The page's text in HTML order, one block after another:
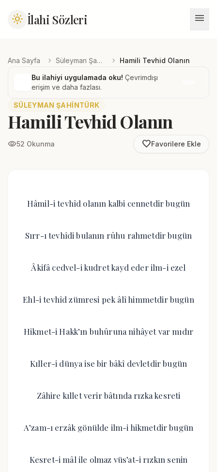
light_mode İlahi Sözleri menu
Ana Sayfa chevron_right Süleyman Şahintürk chevron_right Hamili Tevhid Olanın
Bu ilahiyi uygulamada oku! Çevrimdışı
erişim ve daha fazlası.
SÜLEYMAN ŞAHINTÜRK
Hamili Tevhid Olanın
visibility52 Okunma favorite_borderFavorilere Ekle
Hâmil-i tevhîd olanın kalbi cennetdir bugün
Sırr-ı tevhîdi bulanın rûhu rahmetdir bugün
Âkifâ cedvel-i kudret kayd eder ilm-i ezel
Ehl-i tevhîd zümresi pek âlî himmetdir bugün
Hikmet-i Hakk’ın buhûruna nihâyet var mıdır
Kıller-i dünya ise bir bâkî devletdir bugün
Zâhire kıllet verir bâtında rızka kesreti
A’zam-ı erzâk gönülde ilm-i hikmetdir bugün
Kesret-i mâl ile olmaz vüs’at-i rızkın senin